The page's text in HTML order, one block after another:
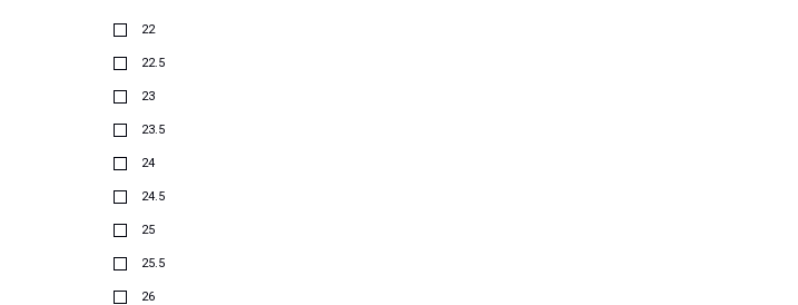
22
22.5
23
23.5
24
24.5
25
25.5
26